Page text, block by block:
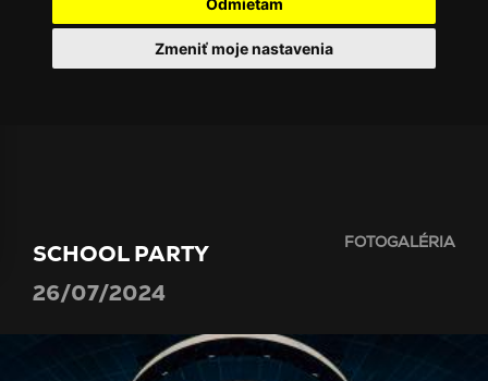
Odmietam
Zmeniť moje nastavenia
SCHOOL PARTY
26/07/2024
FOTOGALÉRIA